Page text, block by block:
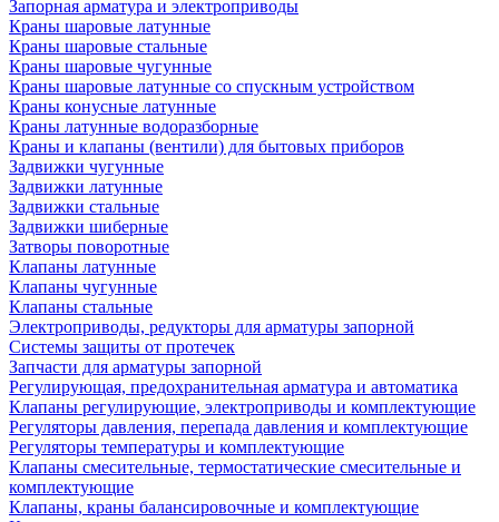
Запорная арматура и электроприводы
Краны шаровые латунные
Краны шаровые стальные
Краны шаровые чугунные
Краны шаровые латунные со спускным устройством
Краны конусные латунные
Краны латунные водоразборные
Краны и клапаны (вентили) для бытовых приборов
Задвижки чугунные
Задвижки латунные
Задвижки стальные
Задвижки шиберные
Затворы поворотные
Клапаны латунные
Клапаны чугунные
Клапаны стальные
Электроприводы, редукторы для арматуры запорной
Системы защиты от протечек
Запчасти для арматуры запорной
Регулирующая, предохранительная арматура и автоматика
Клапаны регулирующие, электроприводы и комплектующие
Регуляторы давления, перепада давления и комплектующие
Регуляторы температуры и комплектующие
Клапаны смесительные, термостатические смесительные и
комплектующие
Клапаны, краны балансировочные и комплектующие